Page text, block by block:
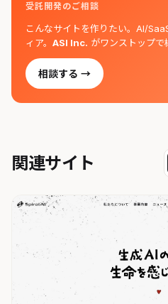
受託開発のご相談
こんなサイトを作りたい。AI/
ィア。 ASI Inc. がワンストップで
相談する →
関連サイト